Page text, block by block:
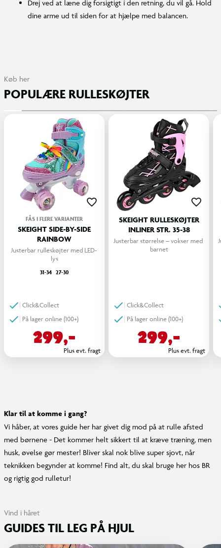
Drej ved at læne dig forsigtigt i den retning, du vil gå. Hold
dine arme ud til siden for at hjælpe med balancen.
Køb her
POPULÆRE RULLESKØJTER
FÅS I FLERE VARIANTER
SKEIGHT SIDE-BY-SIDE
RAINBOW
Justerbar rulleskøjter med LED-
lys
31-34 27-30
Click&Collect
På lager online (100+)
299,-
Plus evt. fragt
SKEIGHT RULLESKØJTER
INLINER STR. 35-38
Justerbar størrelse – vokser med
barnet
Click&Collect
På lager online (100+)
299,-
Plus evt. fragt
Klar til at komme i gang?
Vi håber, at vores guide her har givet dig mod på at rulle afsted
med børnene - Det kommer helt sikkert til at kræve træning, men
husk, øvelse gør mester! Bliver skal nok blive super sjovt, når
teknikken begynder at komme! Find alt, du skal bruge her hos BR
og rigtig god rulletur!
Vind i håret
GUIDES TIL LEG PÅ HJUL